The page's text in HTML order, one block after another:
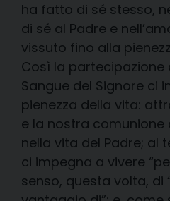
ha fatto di sé stesso,
di sé al Padre e
vissuto fino alla
Così la partecipazione
Sangue del Signore ci
pienezza della vita:
e la nostra comunione
nella vita del Padre; al
ci impegna a vivere
senso, questa volta, di